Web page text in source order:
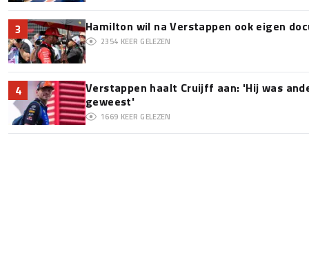
3 Hamilton wil na Verstappen ook eigen
2354 KEER GELEZEN
4
Verstappen haalt Cruijff aan: 'Hij was
geweest'
1669 KEER GELEZEN